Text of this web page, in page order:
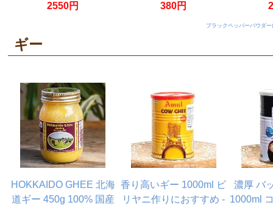
2550円
380円
ブラックペッパーパウダ
ギー
HOKKAIDO GHEE 北海
道ギー 450g 100% 国産
香り高いギー 1000ml ビ
リヤニ作りにおすすめ -
濃厚 バ
1000ml